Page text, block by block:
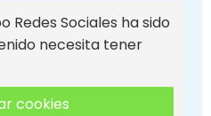
Redes Sociales ha sido
necesita tener
cookies